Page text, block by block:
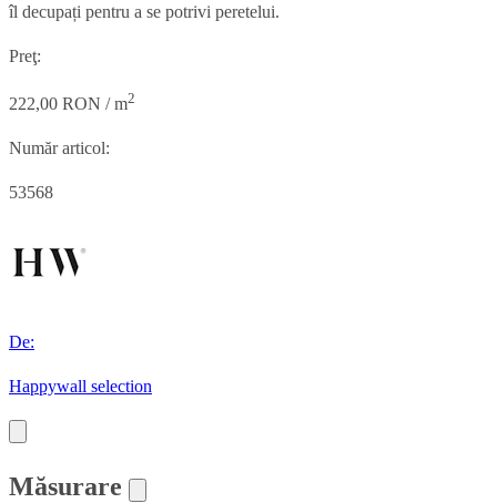
îl decupați pentru a se potrivi peretelui.
Preţ:
222,00 RON / m2
Număr articol:
53568
De:
Happywall selection
Măsurare